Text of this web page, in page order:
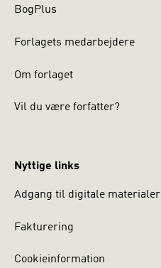
BogPlus
Forlagets medarbejdere
Om forlaget
Vil du være forfatter?
Nyttige links
Adgang til digitale materialer
Fakturering
Cookieinformation